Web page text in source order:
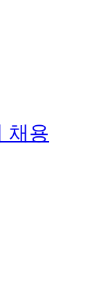
채용